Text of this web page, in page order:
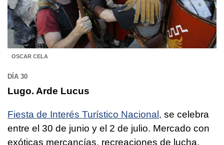
OSCAR CELA
DÍA 30
Lugo. Arde Lucus
Fiesta de Interés Turístico Nacional, se celebra
entre el 30 de junio y el 2 de julio. Mercado con
exóticas mercancías, recreaciones de lucha,